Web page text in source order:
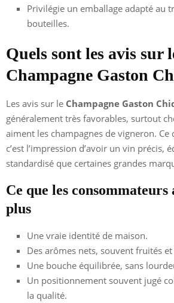
Privilégie un emballage adapté au
bouteilles.
Quels sont les avis sur
Champagne Gaston
Les avis sur le Champagne Gaston
généralement très favorables, surtout
aiment les champagnes de vigneron.
c’est l’impression d’avoir un vin précis,
standardisé que certaines grandes
Ce que les
plus
Une vraie identité de maison.
Des arômes nets, souvent fruités
Une bouche équilibrée, sans
Un positionnement souvent jugé
la qualité.